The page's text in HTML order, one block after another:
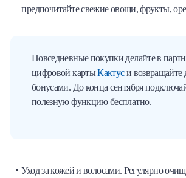
предпочитайте свежие овощи, фрукты,
Повседневные покупки делайте в
цифровой картыКактуси возвращайте
бонусами. До конца сентября
полезную функцию бесплатно.
Уход за кожей и волосами. Регулярно